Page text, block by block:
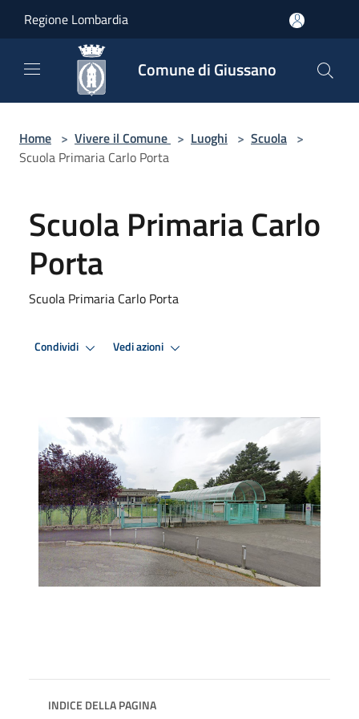
Regione Lombardia
Comune di Giussano
Home > Vivere il Comune > Luoghi > Scuola >
Scuola Primaria Carlo Porta
Scuola Primaria Carlo
Porta
Scuola Primaria Carlo Porta
Condividi Vedi azioni
INDICE DELLA PAGINA